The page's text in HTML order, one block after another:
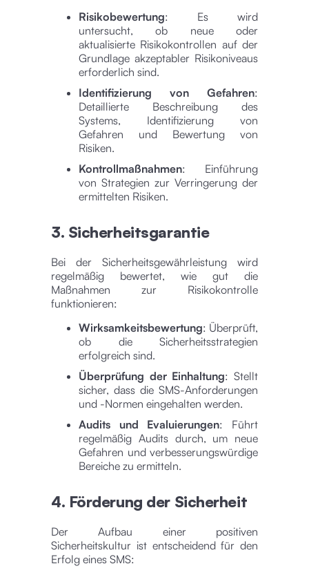
Risikobewertung: Es wird
untersucht, ob neue oder
aktualisierte Risikokontrollen auf der
Grundlage akzeptabler Risikoniveaus
erforderlich sind.
Identifizierung von Gefahren:
Detaillierte Beschreibung des
Systems, Identifizierung von
Gefahren und Bewertung von
Risiken.
Kontrollmaßnahmen: Einführung
von Strategien zur Verringerung der
ermittelten Risiken.
3. Sicherheitsgarantie
Bei der Sicherheitsgewährleistung wird
regelmäßig bewertet, wie gut die
Maßnahmen zur Risikokontrolle
funktionieren:
Wirksamkeitsbewertung: Überprüft,
ob die Sicherheitsstrategien
erfolgreich sind.
Überprüfung der Einhaltung: Stellt
sicher, dass die SMS-Anforderungen
und -Normen eingehalten werden.
Audits und Evaluierungen: Führt
regelmäßig Audits durch, um neue
Gefahren und verbesserungswürdige
Bereiche zu ermitteln.
4. Förderung der Sicherheit
Der Aufbau einer positiven
Sicherheitskultur ist entscheidend für den
Erfolg eines SMS: